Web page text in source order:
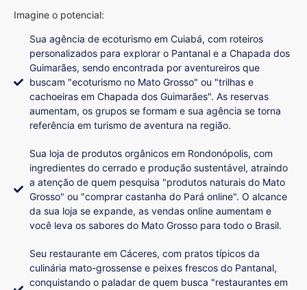
Imagine o potencial:
Sua agência de ecoturismo em Cuiabá, com roteiros
personalizados para explorar o Pantanal e a Chapada dos
Guimarães, sendo encontrada por aventureiros que
buscam "ecoturismo no Mato Grosso" ou "trilhas e
cachoeiras em Chapada dos Guimarães". As reservas
aumentam, os grupos se formam e sua agência se torna
referência em turismo de aventura na região.
Sua loja de produtos orgânicos em Rondonópolis, com
ingredientes do cerrado e produção sustentável, atraindo
a atenção de quem pesquisa "produtos naturais do Mato
Grosso" ou "comprar castanha do Pará online". O alcance
da sua loja se expande, as vendas online aumentam e
você leva os sabores do Mato Grosso para todo o Brasil.
Seu restaurante em Cáceres, com pratos típicos da
culinária mato-grossense e peixes frescos do Pantanal,
conquistando o paladar de quem busca "restaurantes em